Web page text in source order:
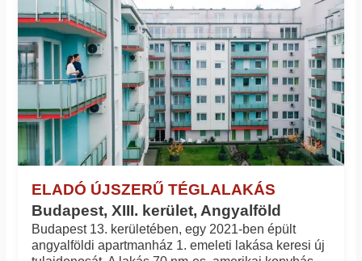
ELADÓ ÚJSZERŰ TÉGLALAKÁS
Budapest, XIII. kerület, Angyalföld
Budapest 13. kerületében, egy 2021-ben épült
angyalföldi apartmanház 1. emeleti lakása keresi új